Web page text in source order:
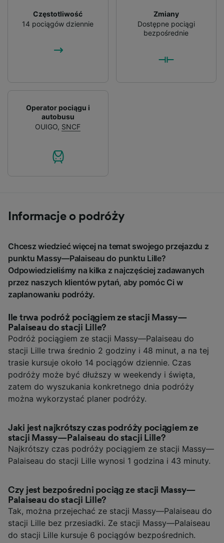
Częstotliwość
14 pociągów dziennie
Zmiany
Dostępne pociągi
bezpośrednie
Operator pociągu i
autobusu
OUIGO, SNCF
Informacje o podróży
Chcesz wiedzieć więcej na temat swojego przejazdu z
punktu Massy—Palaiseau do punktu Lille?
Odpowiedzieliśmy na kilka z najczęściej zadawanych
przez naszych klientów pytań, aby pomóc Ci w
zaplanowaniu podróży.
Ile trwa podróż pociągiem ze stacji Massy—
Palaiseau do stacji Lille?
Podróż pociągiem ze stacji Massy—Palaiseau do
stacji Lille trwa średnio 2 godziny i 48 minut, a na tej
trasie kursuje około 14 pociągów dziennie. Czas
podróży może być dłuższy w weekendy i święta,
zatem do wyszukania konkretnego dnia podróży
można wykorzystać planer podróży.
Jaki jest najkrótszy czas podróży pociągiem ze
stacji Massy—Palaiseau do stacji Lille?
Najkrótszy czas podróży pociągiem ze stacji Massy—
Palaiseau do stacji Lille wynosi 1 godzina i 43 minuty.
Czy jest bezpośredni pociąg ze stacji Massy—
Palaiseau do stacji Lille?
Tak, można przejechać ze stacji Massy—Palaiseau do
stacji Lille bez przesiadki. Ze stacji Massy—Palaiseau
do stacji Lille kursuje 6 pociągów bezpośrednich.